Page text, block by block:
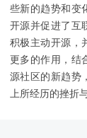
些新的趋势和变
开源并促进了互
积极主动开源，
更多的作用，结
源社区的新趋势
上所经历的挫折